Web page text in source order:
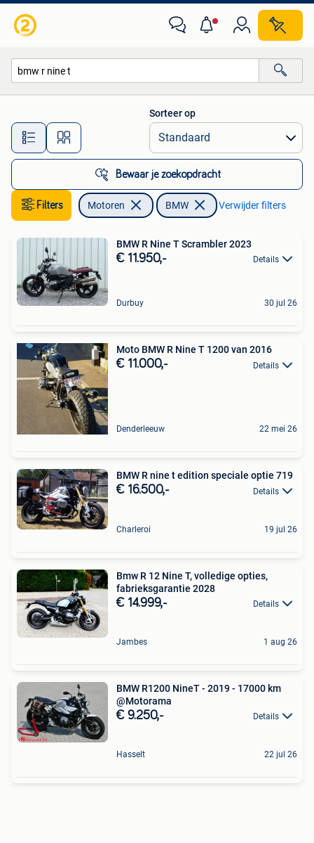
Alle afstanden…
Sorteer op
Bewaar je zoekopdracht
Filters Motoren BMW Verwijder filters
BMW R Nine T Scrambler 2023
€ 11.950,- Details
Durbuy 30 jul 26
Moto BMW R Nine T 1200 van 2016
€ 11.000,- Details
Denderleeuw 22 mei 26
BMW R nine t edition speciale optie 719
€ 16.500,- Details
Charleroi 19 jul 26
Bmw R 12 Nine T, volledige opties,
fabrieksgarantie 2028
€ 14.999,- Details
Jambes 1 aug 26
BMW R1200 NineT - 2019 - 17000 km
@Motorama
€ 9.250,- Details
Hasselt 22 jul 26